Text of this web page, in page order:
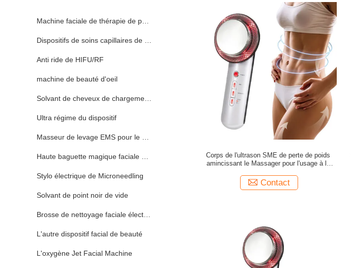
Machine faciale de thérapie de photon de LED
Dispositifs de soins capillaires de lumière de LED
Anti ride de HIFU/RF
machine de beauté d'oeil
Solvant de cheveux de chargement initial
Ultra régime du dispositif
Masseur de levage EMS pour le cou et le visage
Haute baguette magique faciale de Fequrency
Stylo électrique de Microneedling
Solvant de point noir de vide
Brosse de nettoyage faciale électrique
L'autre dispositif facial de beauté
L'oxygène Jet Facial Machine
Corps de l'ultrason SME de perte de poids
amincissant le Massager pour l'usage à la
Contact